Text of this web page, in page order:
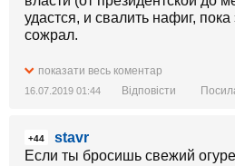
удастся, и свалить нафиг, пока
сожрал.
Я просто замечательно помню,
пытались мутить различные
узурпатор, что его снесут... А
походу, таки снесут. Бумеранг
показати весь коментар
16.07.2019 01:44 Відповісти
+44
stavr
Если ты бросишь свежий